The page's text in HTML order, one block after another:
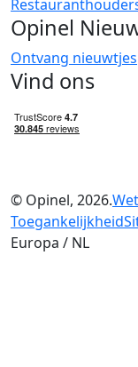
Opinel
Ontvang nieuwtjes
Vind ons
© Opinel, 2026.
Toegankelijkheid
Europa / NL